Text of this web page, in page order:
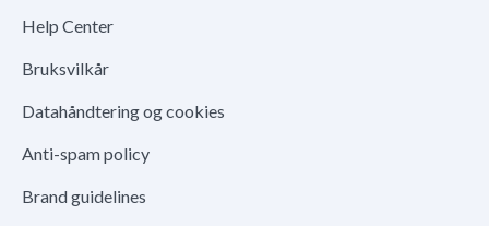
Help Center
Bruksvilkår
Datahåndtering og cookies
Anti-spam policy
Brand guidelines